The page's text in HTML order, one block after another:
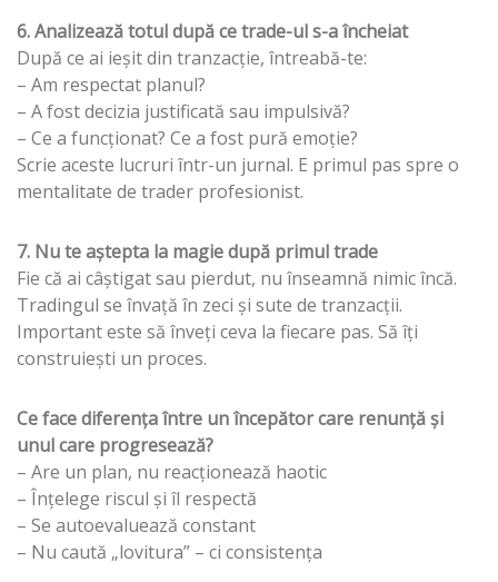
6. Analizează totul după ce trade-ul s-a încheiat
După ce ai ieșit din tranzacție, întreabă-te:
– Am respectat planul?
– A fost decizia justificată sau impulsivă?
– Ce a funcționat? Ce a fost pură emoție?
Scrie aceste lucruri într-un jurnal. E primul pas spre o
mentalitate de trader profesionist.
7. Nu te aștepta la magie după primul trade
Fie că ai câștigat sau pierdut, nu înseamnă nimic încă.
Tradingul se învață în zeci și sute de tranzacții.
Important este să înveți ceva la fiecare pas. Să îți
construiești un proces.
Ce face diferența între un începător care renunță și
unul care progresează?
– Are un plan, nu reacționează haotic
– Înțelege riscul și îl respectă
– Se autoevaluează constant
– Nu caută „lovitura” – ci consistența